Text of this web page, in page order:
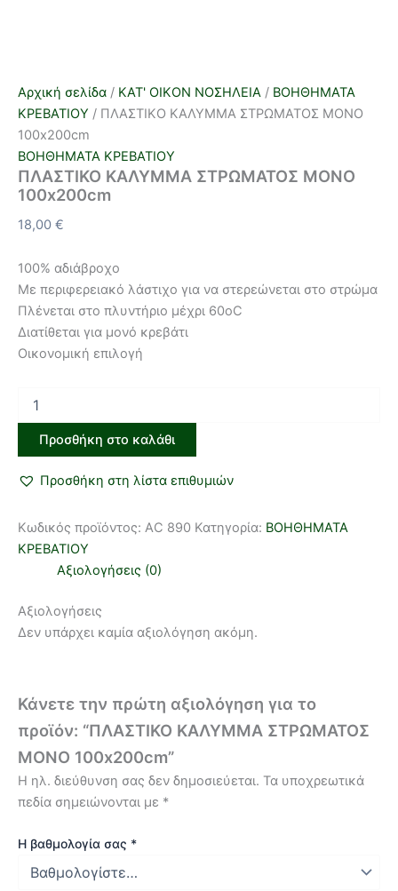
Αρχική σελίδα / ΚΑΤ' ΟΙΚΟΝ ΝΟΣΗΛΕΙΑ / ΒΟΗΘΗΜΑΤΑ
ΚΡΕΒΑΤΙΟΥ / ΠΛΑΣΤΙΚΟ ΚΑΛΥΜΜΑ ΣΤΡΩΜΑΤΟΣ ΜΟΝΟ
100x200cm
ΒΟΗΘΗΜΑΤΑ ΚΡΕΒΑΤΙΟΥ
ΠΛΑΣΤΙΚΟ ΚΑΛΥΜΜΑ ΣΤΡΩΜΑΤΟΣ ΜΟΝΟ
100x200cm
18,00 €
100% αδιάβροχο
Με περιφερειακό λάστιχο για να στερεώνεται στο στρώμα
Πλένεται στο πλυντήριο μέχρι 60oC
Διατίθεται για μονό κρεβάτι
Οικονομική επιλογή
Προσθήκη στο καλάθι
Προσθήκη στη λίστα επιθυμιών
Κωδικός προϊόντος: AC 890 Κατηγορία: ΒΟΗΘΗΜΑΤΑ
ΚΡΕΒΑΤΙΟΥ
Αξιολογήσεις (0)
Αξιολογήσεις
Δεν υπάρχει καμία αξιολόγηση ακόμη.
Κάνετε την πρώτη αξιολόγηση για το
προϊόν: “ΠΛΑΣΤΙΚΟ ΚΑΛΥΜΜΑ ΣΤΡΩΜΑΤΟΣ
ΜΟΝΟ 100x200cm”
Η ηλ. διεύθυνση σας δεν δημοσιεύεται. Τα υποχρεωτικά
πεδία σημειώνονται με *
Η βαθμολογία σας *